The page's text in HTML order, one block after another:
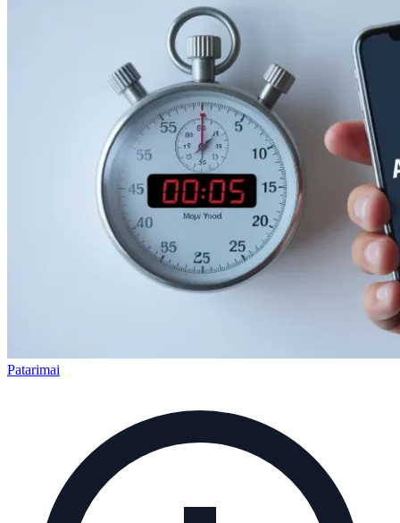
Patarimai